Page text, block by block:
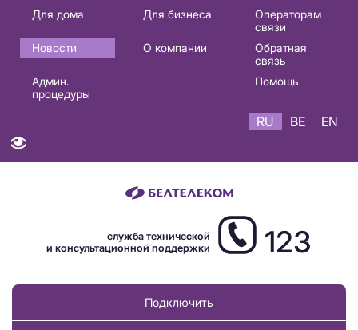
Основная
навигация
RU
Для дома Для бизнеса
Операторам
связи
Новости
О компании
Обратная
связь
Админ.
процедуры
Помощь
RU BE EN
служба технической
и консультационной поддержки
123
Подключить